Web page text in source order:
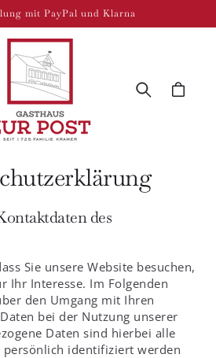
mit PayPal und Klarna
Warenkorb
des
Sie unsere Website besuchen,
Ihr Interesse. Im Folgenden
den Umgang mit Ihren
bei der Nutzung unserer
Daten sind hierbei alle
persönlich identifiziert werden